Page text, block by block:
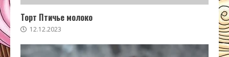
Торт Птичье молоко
12.12.2023